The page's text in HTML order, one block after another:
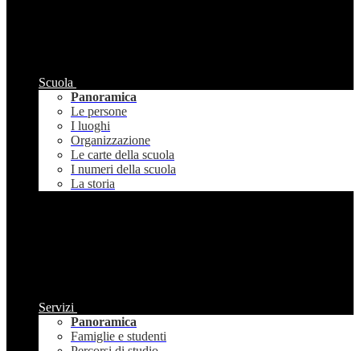
Scuola
Panoramica
Le persone
I luoghi
Organizzazione
Le carte della scuola
I numeri della scuola
La storia
Servizi
Panoramica
Famiglie e studenti